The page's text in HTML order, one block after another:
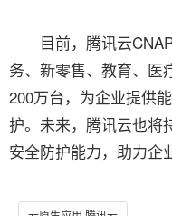
目前，腾讯云
务、新零售、教育、医
200万台，为企业提供
护。未来，腾讯云也将
安全防护能力，助力企